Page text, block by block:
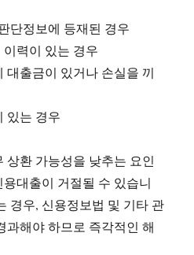
단정보에 등재된 경우
력이 있는 경우
대출금이 있거나 손실을 끼
있는 경우
상환 가능성을 낮추는 요인
대출이 거절될 수 있습니
경우, 신용정보법 및 기타 관
과해야 하므로 즉각적인 해